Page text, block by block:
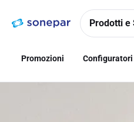
navigazionealla
Prodotti e
Promozioni Configuratori